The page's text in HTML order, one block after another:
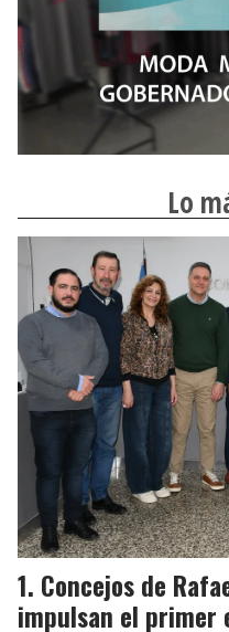
Lo
Concejos de
impulsan el primer